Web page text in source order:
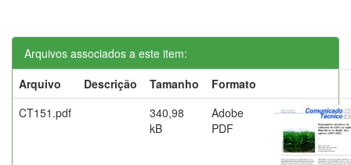
Arquivos associados a este item:
Arquivo
Descrição Tamanho
Formato
CT151.pdf
340,98
kB
Adobe
PDF